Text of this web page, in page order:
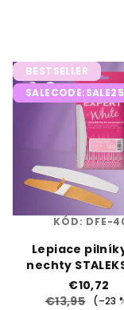
BESTSELLER
Lepiace
nechty
Expert 40,
(30 ks)
€10,72
€13,95
(–23
KÓD: DFE-